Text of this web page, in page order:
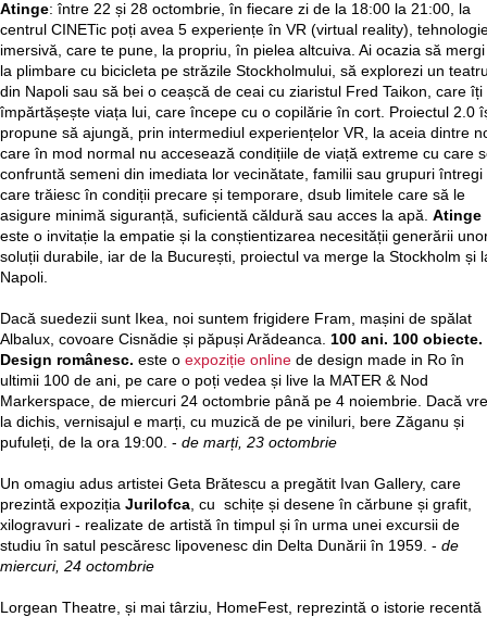
Atinge: între 22 și 28 octombrie, în fiecare zi de la 18:00 la 21:00, la
centrul CINETic poți avea 5 experiențe în VR (virtual reality),
imersivă, care te pune, la propriu, în pielea altcuiva. Ai ocazia să mergi
la plimbare cu bicicleta pe străzile Stockholmului, să explorezi un
din Napoli sau să bei o ceașcă de ceai cu ziaristul Fred Taikon, care îți
împărtășește viața lui, care începe cu o copilărie în cort. Proiectul 2.0
propune să ajungă, prin intermediul experiențelor VR, la aceia dintre
care în mod normal nu accesează condițiile de viață extreme cu care
confruntă semeni din imediata lor vecinătate, familii sau grupuri întregi
care trăiesc în condiții precare și temporare, dsub limitele care să le
asigure minimă siguranță, suficientă căldură sau acces la apă. Atinge
este o invitație la empatie și la conștientizarea necesității generării
soluții durabile, iar de la București, proiectul va merge la Stockholm și
Napoli.
Dacă suedezii sunt Ikea, noi suntem frigidere Fram, mașini de spălat
Albalux, covoare Cisnădie și păpuși Arădeanca. 100 ani. 100 obiecte.
Design românesc. este o expoziție online de design made in Ro în
ultimii 100 de ani, pe care o poți vedea și live la MATER & Nod
Markerspace, de miercuri 24 octombrie până pe 4 noiembrie. Dacă
la dichis, vernisajul e marți, cu muzică de pe viniluri, bere Zăganu și
pufuleți, de la ora 19:00. - de marți, 23 octombrie
Un omagiu adus artistei Geta Brătescu a pregătit Ivan Gallery, care
prezintă expoziția Jurilofca, cu schițe și desene în cărbune și grafit,
xilogravuri - realizate de artistă în timpul și în urma unei excursii de
studiu în satul pescăresc lipovenesc din Delta Dunării în 1959. - de
miercuri, 24 octombrie
Lorgean Theatre, și mai târziu, HomeFest, reprezintă o istorie recentă